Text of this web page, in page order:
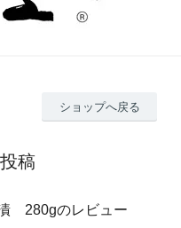
ショップへ戻る
稿
280gのレビュー